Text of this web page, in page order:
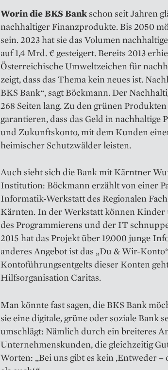
Worin die BKS Bank schon seit Jahren
nachhaltiger Finanzprodukte. Bis 2050
sein. 2023 hat sie das Volumen
auf 1,4 Mrd. € gesteigert. Bereits 2013
Österreichische Umweltzeichen für
zeigt, dass das Thema kein neues ist.
BKS Bank“, sagt Böckmann. Der
268 Seiten lang. Zu den grünen
garantieren, dass das Geld in nachhaltige
und Zukunftskonto, mit dem Kunden
heimischer Schutzwälder leisten.
Auch sieht sich die Bank mit Kärntner
Institution: Böckmann erzählt von einer
Informatik-Werkstatt des Regionalen
Kärnten. In der Werkstatt können Kinder
des Programmierens und der IT
2015 hat das Projekt über 19.000 junge
anderes Angebot ist das „Du & Wir-
Kontoführungsentgelts dieser Konten
Hilfsorganisation Caritas.
Man könnte fast sagen, die BKS Bank
sie eine digitale, grüne oder soziale Bank
umschlägt: Nämlich durch ein breiteres
Unternehmenskunden, die gleichzeitig
Worten: „Bei uns gibt es kein ‚Entweder –